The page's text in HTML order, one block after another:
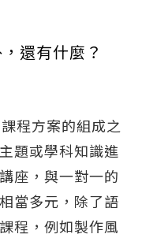
還有什麼？
程方案的組成之
題或學科知識進
座，與一對一的
當多元，除了語
程，例如製作風